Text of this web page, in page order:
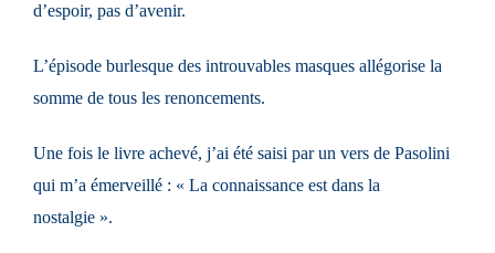
d’espoir, pas d’avenir.
L’épisode burlesque des introuvables masques allégorise la
somme de tous les renoncements.
Une fois le livre achevé, j’ai été saisi par un vers de Pasolini
qui m’a émerveillé : « La connaissance est dans la
nostalgie ».